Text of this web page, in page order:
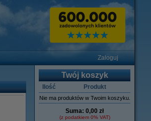
Zaloguj
Twój koszyk
Ilość Produkt
Nie ma produktów w Twoim koszyku.
Suma: 0,00 zł
(z podatkiem 0% VAT)